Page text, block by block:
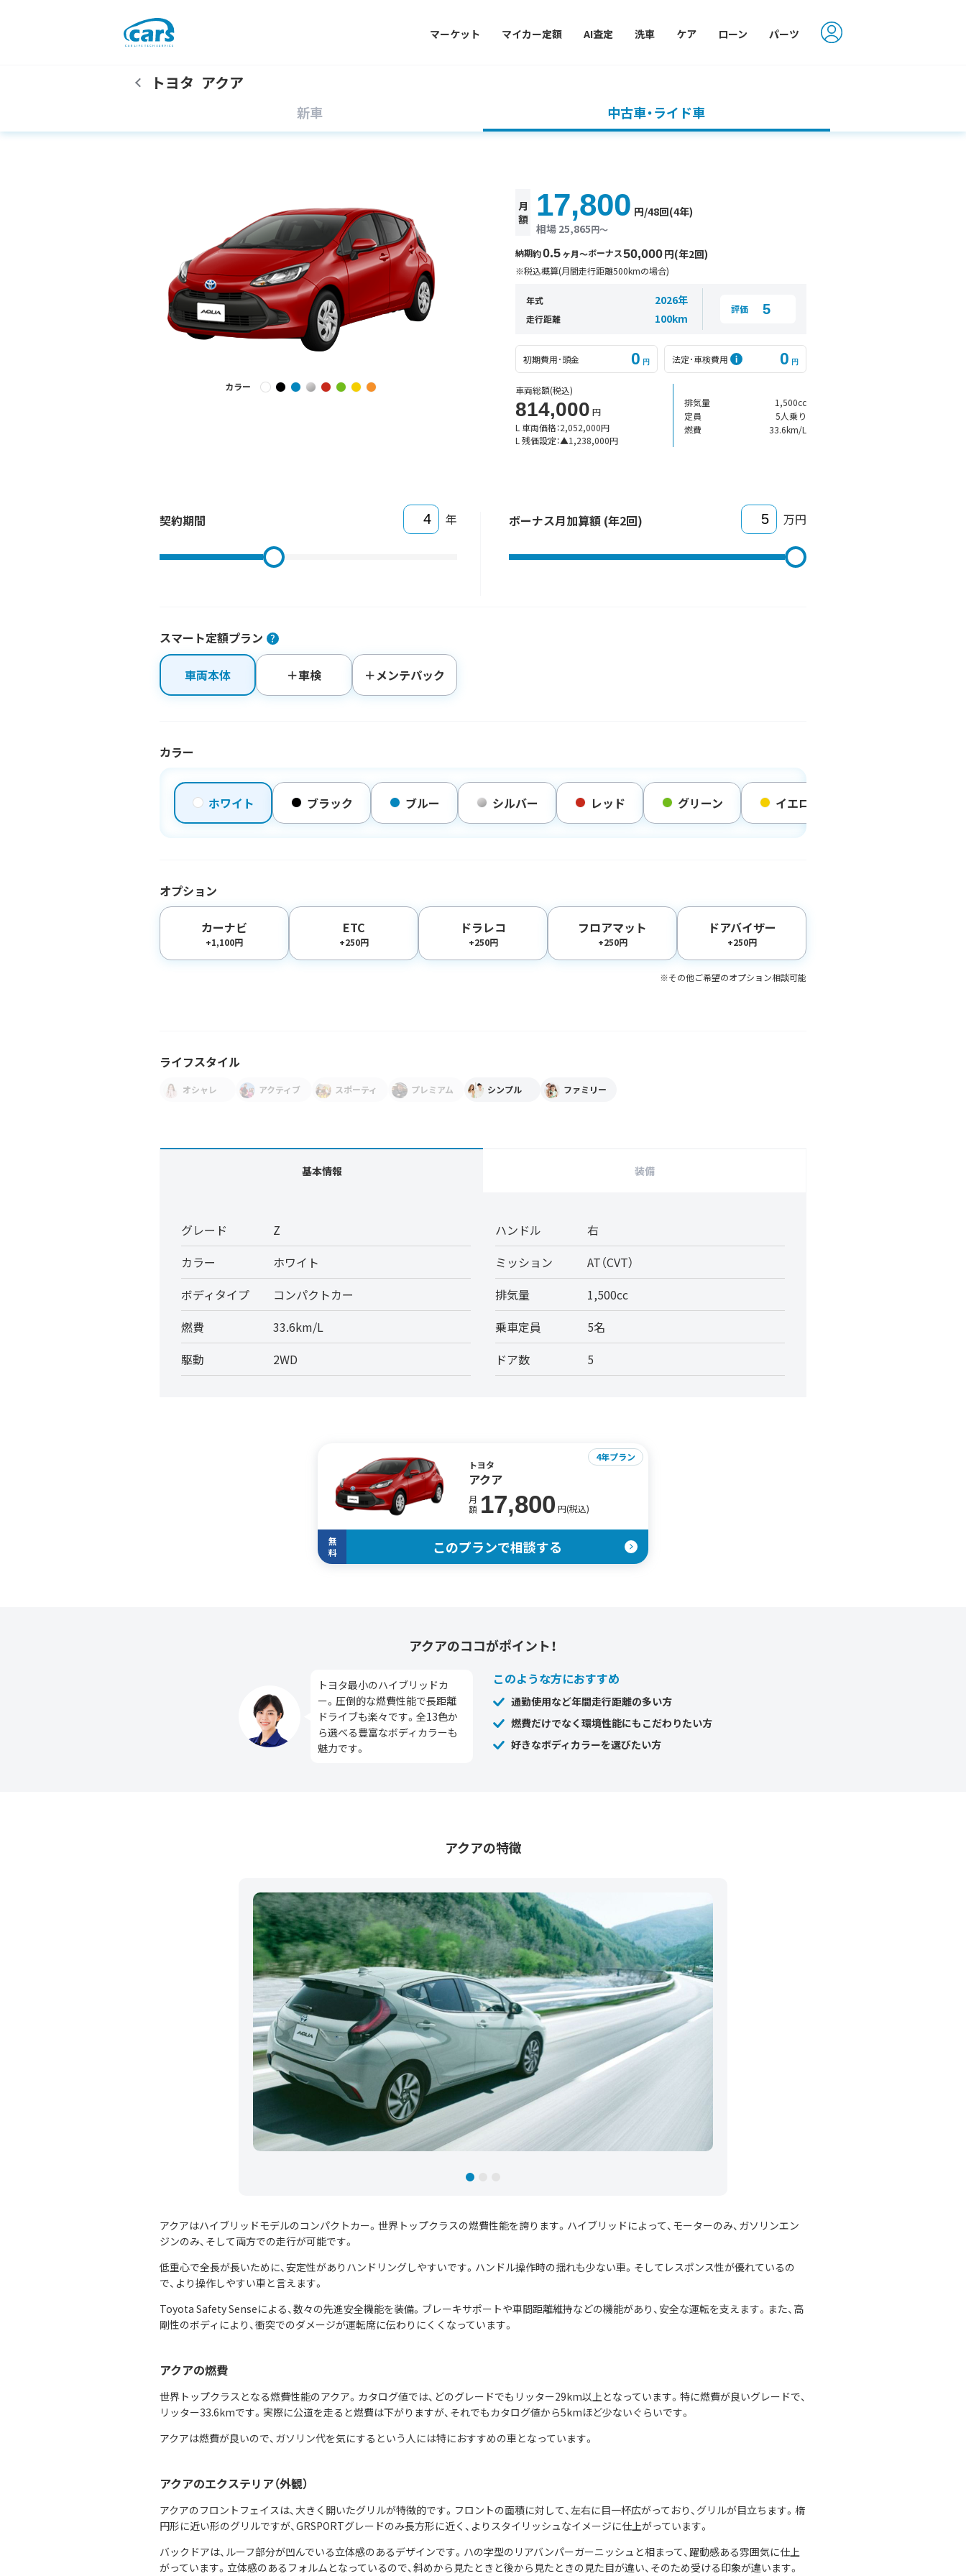
マーケット マイカー定額 AI査定 洗車 ケア ローン パーツ
トヨタ アクア
新車 中古車・ライド車
カラー
月
額
相場 25,865円〜
17,800 円/48回(4年)
納期約0.5ヶ月〜ボーナス50,000円(年2回)
※税込概算(月間走行距離500kmの場合)
年式 2026年
走行距離 100km
評価 5
初期費用･頭金 0 円 法定･車検費用 0 円
車両総額(税込)
814,000 円
L 車両価格：2,052,000円
L 残価設定：▲1,238,000円
排気量
1,500cc
定員
5人乗り
燃費
33.6km/L
契約期間 年 ボーナス月加算額 (年2回) 万円
スマート定額プラン
車両本体 ＋車検 ＋メンテパック
カラー
ホワイト ブラック ブルー シルバー レッド グリーン イエロー
オプション
カーナビ
+1,100円
ETC
+250円
ドラレコ
+250円
フロアマット
+250円
ドアバイザー
+250円
※その他ご希望のオプション相談可能
ライフスタイル
オシャレ アクティブ スポーティ プレミアム シンプル ファミリー
基本情報 装備
グレード
Z
カラー
ホワイト
ボディタイプ
コンパクトカー
燃費
33.6km/L
駆動
2WD
ハンドル
右
ミッション
AT（CVT）
排気量
1,500cc
乗車定員
5名
ドア数
5
トヨタ
アクア
月
額 17,800 円(税込)
4年プラン
無
料
このプランで相談する
アクアのココがポイント！
トヨタ最小のハイブリッドカ
ー。圧倒的な燃費性能で長距離
ドライブも楽々です。全13色か
ら選べる豊富なボディカラーも
魅力です。
このような方におすすめ
通勤使用など年間走行距離の多い方
燃費だけでなく環境性能にもこだわりたい方
好きなボディカラーを選びたい方
アクアの特徴
アクアはハイブリッドモデルのコンパクトカー。世界トップクラスの燃費性能を誇ります。ハイブリッドによって、モーターのみ、ガソリンエン
ジンのみ、そして両方での走行が可能です。
低重心で全長が長いために、安定性がありハンドリングしやすいです。ハンドル操作時の揺れも少ない車。そしてレスポンス性が優れているの
で、より操作しやすい車と言えます。
Toyota Safety Senseによる、数々の先進安全機能を装備。ブレーキサポートや車間距離維持などの機能があり、安全な運転を支えます。また、高
剛性のボディにより、衝突でのダメージが運転席に伝わりにくくなっています。
アクアの燃費
世界トップクラスとなる燃費性能のアクア。カタログ値では、どのグレードでもリッター29km以上となっています。特に燃費が良いグレードで、
リッター33.6kmです。実際に公道を走ると燃費は下がりますが、それでもカタログ値から5kmほど少ないぐらいです。
アクアは燃費が良いので、ガソリン代を気にするという人には特におすすめの車となっています。
アクアのエクステリア（外観）
アクアのフロントフェイスは、大きく開いたグリルが特徴的です。フロントの面積に対して、左右に目一杯広がっており、グリルが目立ちます。楕
円形に近い形のグリルですが、GRSPORTグレードのみ長方形に近く、よりスタイリッシュなイメージに仕上がっています。
バックドアは、ルーフ部分が凹んでいる立体感のあるデザインです。ハの字型のリアバンパーガーニッシュと相まって、躍動感ある雰囲気に仕上
がっています。立体感のあるフォルムとなっているので、斜めから見たときと後から見たときの見た目が違い、そのため受ける印象が違います。